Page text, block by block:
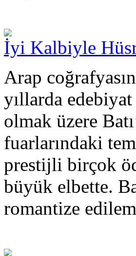
İyi Kalbiyle
Arap
yıllarda
olmak üzere
fuarlarındaki
prestijli birçok
büyük elbette.
romantize